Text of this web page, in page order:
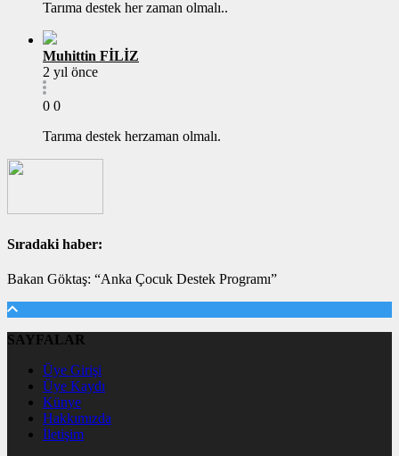
Tarıma destek her zaman olmalı..
Muhittin FİLİZ
2 yıl önce
0 0
Tarıma destek herzaman olmalı.
Sıradaki haber:
Bakan Göktaş: “Anka Çocuk Destek Programı”
SAYFALAR
Üye Girişi
Üye Kaydı
Künye
Hakkımızda
İletişim